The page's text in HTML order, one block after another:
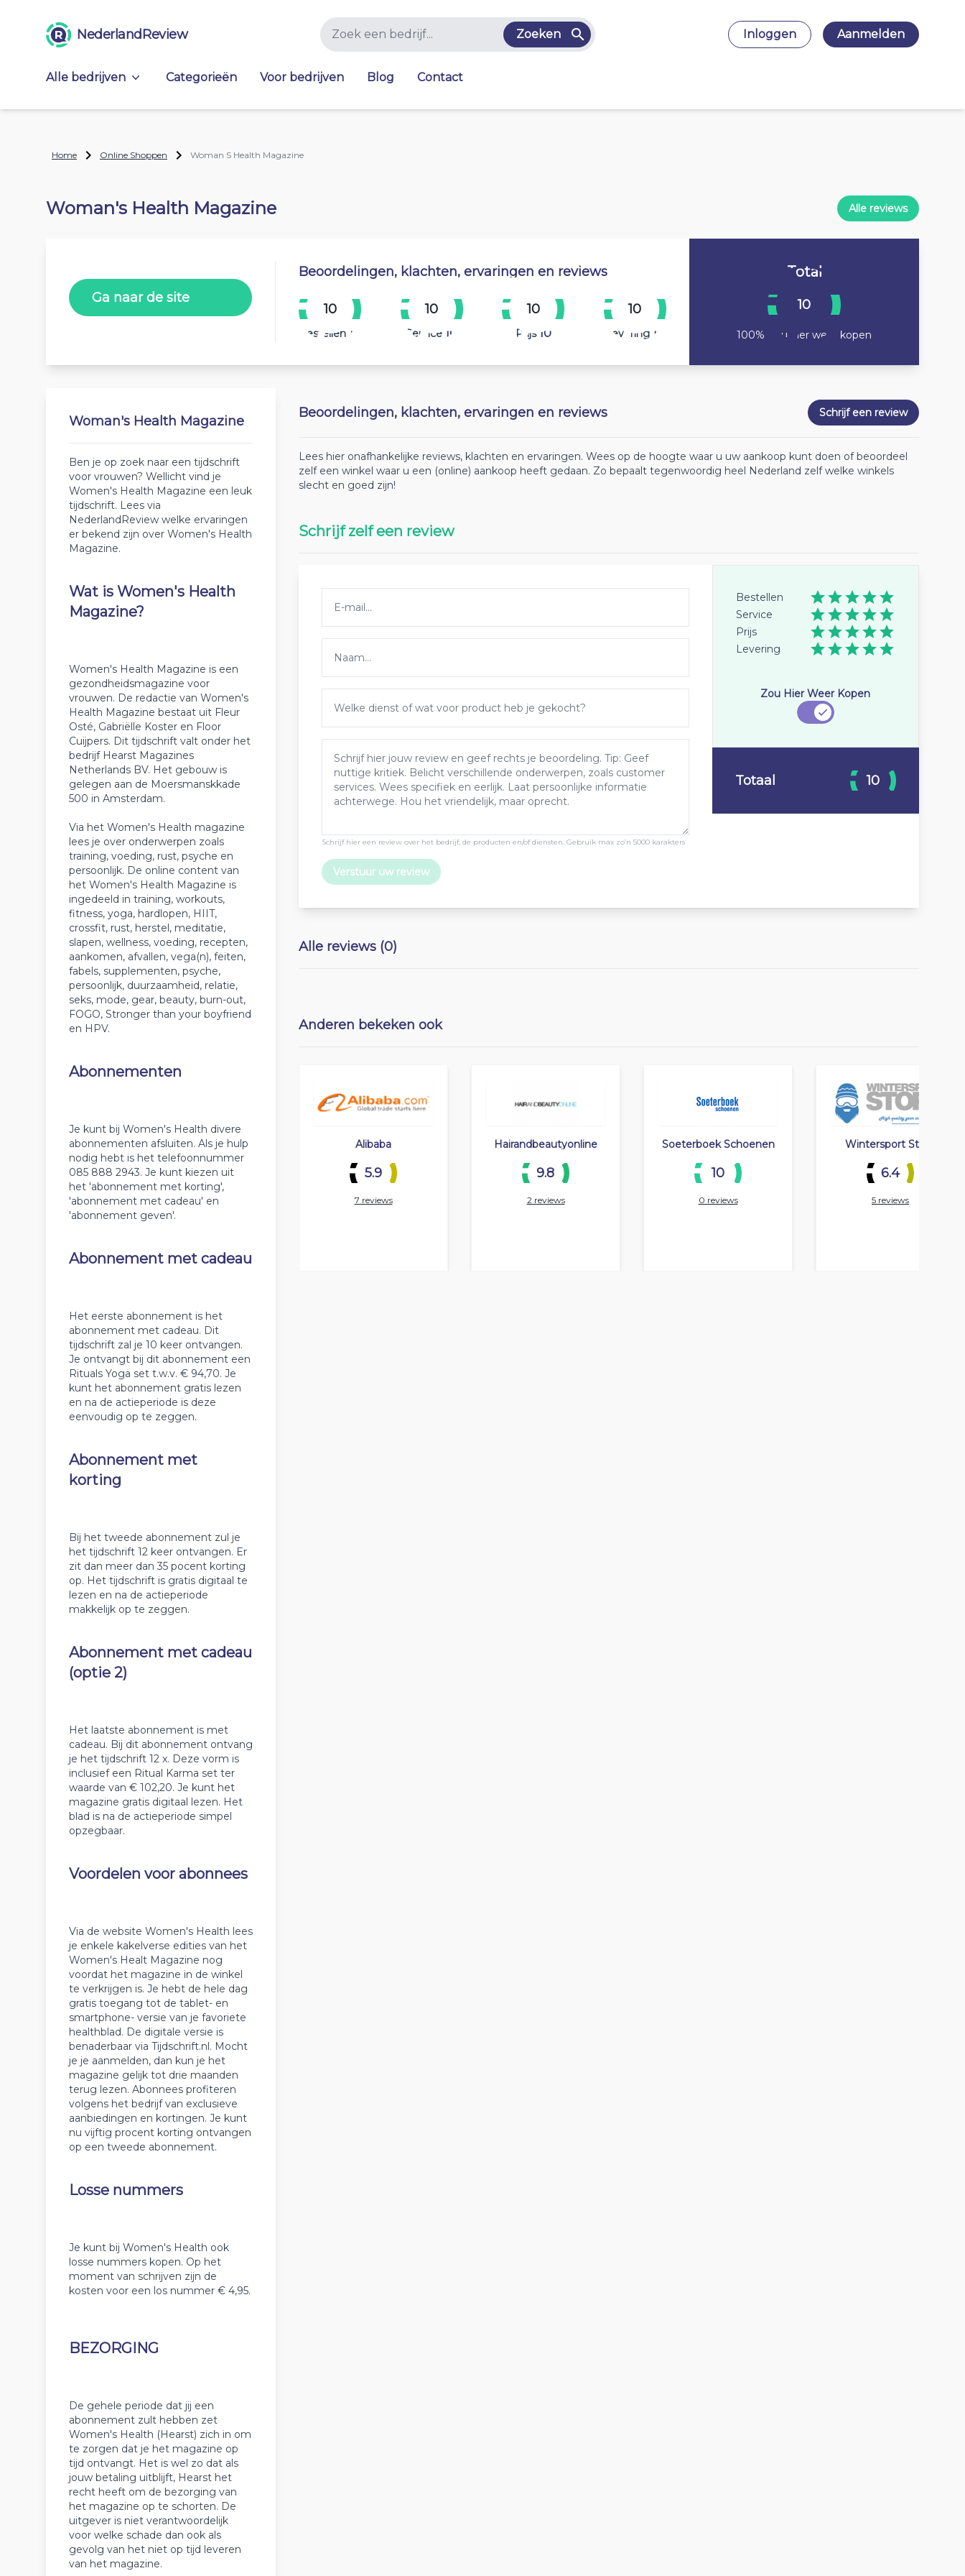
NederlandReview Zoeken Inloggen Aanmelden
Alle bedrijven Categorieën Voor bedrijven Blog Contact
Home Online Shoppen Woman S Health Magazine
Woman's Health Magazine Alle reviews
Ga naar de site
Beoordelingen, klachten, ervaringen en reviews
10
Bestellen 10
10
Service 10
10
Prijs 10
10
Levering 10
Total
10
100% Zou hier weer kopen
Woman's Health Magazine
Ben je op zoek naar een tijdschrift
voor vrouwen? Wellicht vind je
Women's Health Magazine een leuk
tijdschrift. Lees via
NederlandReview welke ervaringen
er bekend zijn over Women's Health
Magazine.
Wat is Women's Health
Magazine?
Women's Health Magazine is een
gezondheidsmagazine voor
vrouwen. De redactie van Women's
Health Magazine bestaat uit Fleur
Osté, Gabriëlle Koster en Floor
Cuijpers. Dit tijdschrift valt onder het
bedrijf Hearst Magazines
Netherlands BV. Het gebouw is
gelegen aan de Moersmanskkade
500 in Amsterdam.
Via het Women's Health magazine
lees je over onderwerpen zoals
training, voeding, rust, psyche en
persoonlijk. De online content van
het Women's Health Magazine is
ingedeeld in training, workouts,
fitness, yoga, hardlopen, HIIT,
crossfit, rust, herstel, meditatie,
slapen, wellness, voeding, recepten,
aankomen, afvallen, vega(n), feiten,
fabels, supplementen, psyche,
persoonlijk, duurzaamheid, relatie,
seks, mode, gear, beauty, burn-out,
FOGO, Stronger than your boyfriend
en HPV.
Abonnementen
Je kunt bij Women's Health divere
abonnementen afsluiten. Als je hulp
nodig hebt is het telefoonnummer
085 888 2943. Je kunt kiezen uit
het 'abonnement met korting',
'abonnement met cadeau' en
'abonnement geven'.
Abonnement met cadeau
Het eerste abonnement is het
abonnement met cadeau. Dit
tijdschrift zal je 10 keer ontvangen.
Je ontvangt bij dit abonnement een
Rituals Yoga set t.w.v. € 94,70. Je
kunt het abonnement gratis lezen
en na de actieperiode is deze
eenvoudig op te zeggen.
Abonnement met
korting
Bij het tweede abonnement zul je
het tijdschrift 12 keer ontvangen. Er
zit dan meer dan 35 pocent korting
op. Het tijdschrift is gratis digitaal te
lezen en na de actieperiode
makkelijk op te zeggen.
Abonnement met cadeau
(optie 2)
Het laatste abonnement is met
cadeau. Bij dit abonnement ontvang
je het tijdschrift 12 x. Deze vorm is
inclusief een Ritual Karma set ter
waarde van € 102,20. Je kunt het
magazine gratis digitaal lezen. Het
blad is na de actieperiode simpel
opzegbaar.
Voordelen voor abonnees
Via de website Women's Health lees
je enkele kakelverse edities van het
Women's Healt Magazine nog
voordat het magazine in de winkel
te verkrijgen is. Je hebt de hele dag
gratis toegang tot de tablet- en
smartphone- versie van je favoriete
healthblad. De digitale versie is
benaderbaar via Tijdschrift.nl. Mocht
je je aanmelden, dan kun je het
magazine gelijk tot drie maanden
terug lezen. Abonnees profiteren
volgens het bedrijf van exclusieve
aanbiedingen en kortingen. Je kunt
nu vijftig procent korting ontvangen
op een tweede abonnement.
Losse nummers
Je kunt bij Women's Health ook
losse nummers kopen. Op het
moment van schrijven zijn de
kosten voor een los nummer € 4,95.
BEZORGING
De gehele periode dat jij een
abonnement zult hebben zet
Women's Health (Hearst) zich in om
te zorgen dat je het magazine op
tijd ontvangt. Het is wel zo dat als
jouw betaling uitblijft, Hearst het
recht heeft om de bezorging van
het magazine op te schorten. De
uitgever is niet verantwoordelijk
voor welke schade dan ook als
gevolg van het niet op tijd leveren
van het magazine.
Beoordelingen, klachten, ervaringen en reviews Schrijf een review
Lees hier onafhankelijke reviews, klachten en ervaringen. Wees op de hoogte waar u uw aankoop kunt doen of beoordeel
zelf een winkel waar u een (online) aankoop heeft gedaan. Zo bepaalt tegenwoordig heel Nederland zelf welke winkels
slecht en goed zijn!
Schrijf zelf een review
Schrijf hier een review over het bedrijf, de producten en/of diensten. Gebruik max zo’n 5000 karakters
Verstuur uw review
Bestellen
Service
Prijs
Levering
Zou Hier Weer Kopen
Totaal 10
Alle reviews (0)
Anderen bekeken ook
Alibaba
5.9
7 reviews
Hairandbeautyonline
9.8
2 reviews
Soeterboek Schoenen
10
0 reviews
Wintersport Store
6.4
5 reviews